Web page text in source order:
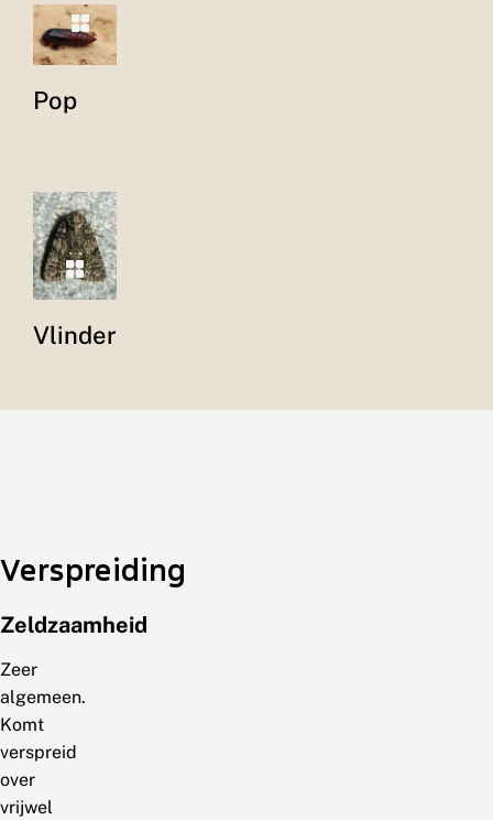
Pop
Vlinder
Verspreiding
Zeldzaamheid
Zeer
algemeen.
Komt
verspreid
over
vrijwel